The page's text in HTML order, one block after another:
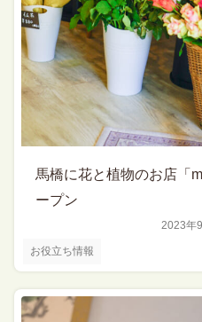
お役立ち情報
2023年
馬橋に花と植物のお店「
ープン